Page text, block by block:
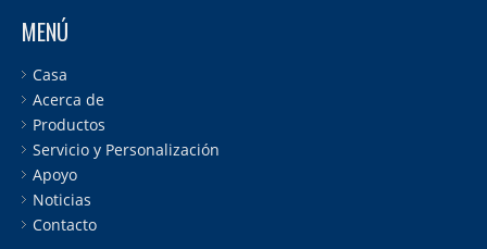
MENÚ
Casa
Acerca de
Productos
Servicio y Personalización
Apoyo
Noticias
Contacto